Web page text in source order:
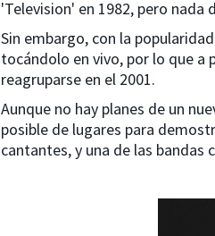
'Television' en 1982, pero nada
Sin embargo, con la
tocándolo en vivo, por lo que a
reagruparse en el 2001.
Aunque no hay planes de un
posible de lugares para
cantantes, y una de las
Next